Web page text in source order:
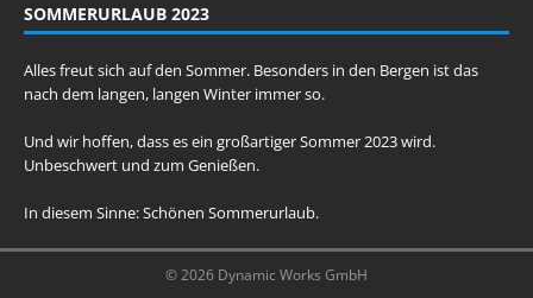
SOMMERURLAUB 2023
Alles freut sich auf den Sommer. Besonders in den Bergen ist das
nach dem langen, langen Winter immer so.
Und wir hoffen, dass es ein großartiger Sommer 2023 wird.
Unbeschwert und zum Genießen.
In diesem Sinne: Schönen Sommerurlaub.
© 2026 Dynamic Works GmbH